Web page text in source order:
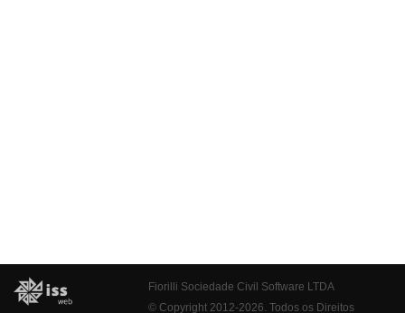
Fiorilli Sociedade Civil Software LTDA
© Copyright 2012-2026. Todos os Direitos